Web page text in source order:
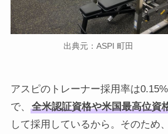
出典元：ASPI 町田
アスピのトレーナー採用率は
で、
全米認証資格や米国最高位資
して採用しているから。そのため、